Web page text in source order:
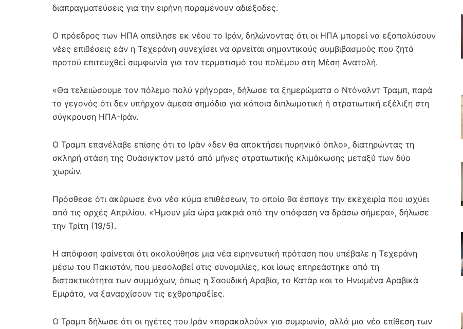
διαπραγματεύσεις για την ειρήνη παραμένουν αδιέξοδες.
Ο πρόεδρος των ΗΠΑ απείλησε εκ νέου το Ιράν, δηλώνοντας ότι οι ΗΠΑ μπορεί να εξαπολύσουν
νέες επιθέσεις εάν η Τεχεράνη συνεχίσει να αρνείται σημαντικούς συμβιβασμούς που ζητά
προτού επιτευχθεί συμφωνία για τον τερματισμό του πολέμου στη Μέση Ανατολή.
«Θα τελειώσουμε τον πόλεμο πολύ γρήγορα», δήλωσε τα ξημερώματα ο Ντόναλντ Τραμπ, παρά
το γεγονός ότι δεν υπήρχαν άμεσα σημάδια για κάποια διπλωματική ή στρατιωτική εξέλιξη στη
σύγκρουση ΗΠΑ-Ιράν.
Ο Τραμπ επανέλαβε επίσης ότι το Ιράν «δεν θα αποκτήσει πυρηνικό όπλο», διατηρώντας τη
σκληρή στάση της Ουάσιγκτον μετά από μήνες στρατιωτικής κλιμάκωσης μεταξύ των δύο
χωρών.
Πρόσθεσε ότι ακύρωσε ένα νέο κύμα επιθέσεων, το οποίο θα έσπαγε την εκεχειρία που ισχύει
από τις αρχές Απριλίου. «Ήμουν μία ώρα μακριά από την απόφαση να δράσω σήμερα», δήλωσε
την Τρίτη (19/5).
Η απόφαση φαίνεται ότι ακολούθησε μια νέα ειρηνευτική πρόταση που υπέβαλε η Τεχεράνη
μέσω του Πακιστάν, που μεσολαβεί στις συνομιλίες, και ίσως επηρεάστηκε από τη
διστακτικότητα των συμμάχων, όπως η Σαουδική Αραβία, το Κατάρ και τα Ηνωμένα Αραβικά
Εμιράτα, να ξαναρχίσουν τις εχθροπραξίες.
Ο Τραμπ δήλωσε ότι οι ηγέτες του Ιράν «παρακαλούν» για συμφωνία, αλλά μια νέα επίθεση των